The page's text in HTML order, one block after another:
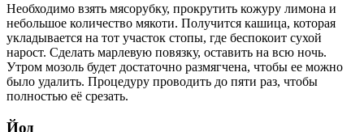
Необходимо взять мясорубку, прокрутить кожуру лимона и
небольшое количество мякоти. Получится кашица, которая
укладывается на тот участок стопы, где беспокоит сухой
нарост. Сделать марлевую повязку, оставить на всю ночь.
Утром мозоль будет достаточно размягчена, чтобы ее можно
было удалить. Процедуру проводить до пяти раз, чтобы
полностью её срезать.
Йод